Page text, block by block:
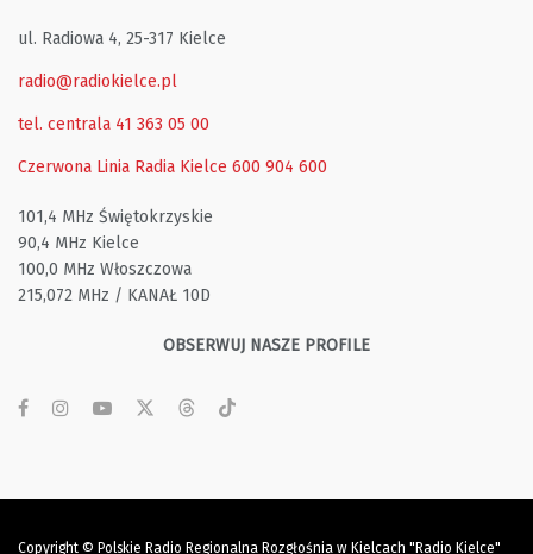
ul. Radiowa 4, 25-317 Kielce
radio@radiokielce.pl
tel. centrala 41 363 05 00
Czerwona Linia Radia Kielce 600 904 600
101,4 MHz Świętokrzyskie
90,4 MHz Kielce
100,0 MHz Włoszczowa
215,072 MHz / KANAŁ 10D
OBSERWUJ NASZE PROFILE
Copyright © Polskie Radio Regionalna Rozgłośnia w Kielcach "Radio Kielce"